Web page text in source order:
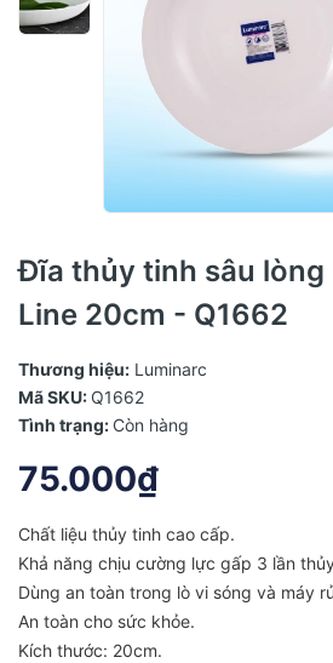
Đĩa thủy tinh sâu lòng
Line 20cm - Q1662
Thương hiệu: Luminarc
Mã SKU: Q1662
Tình trạng: Còn hàng
75.000₫
Chất liệu thủy tinh cao cấp.
Khả năng chịu cường lực gấp 3 lần
Dùng an toàn trong lò vi sóng và máy
An toàn cho sức khỏe.
Kích thước: 20cm.